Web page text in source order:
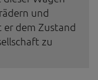
und
er dem Zustand
zu